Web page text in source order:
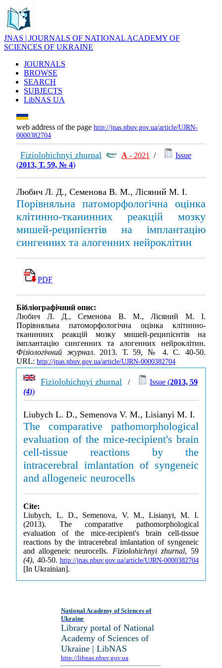
JNAS | JOURNALS OF NATIONAL ACADEMY OF
SCIENCES OF UKRAINE
JOURNALS
BROWSE
SEARCH
SUBJECTS
LibNAS UA
web address of the page http://jnas.nbuv.gov.ua/article/UJRN-
0000382704
Fiziolohichnyi zhurnal А - 2021 /
Issue
(2013, Т. 59, № 4)
Любич Л. Д., Семенова В. М., Лісяний М. І.
Порівняльна патоморфологічна оцінка
клітинно-тканинних реакцій мозку
мишей-реципієнтів на імплантацію
сингенних та алогенних нейроклітин
PDF
Бібліографічний опис:
Любич Л. Д., Семенова В. М., Лісяний М. І.
Порівняльна патоморфологічна оцінка клітинно-
тканинних реакцій мозку мишей-реципієнтів на
імплантацію сингенних та алогенних нейроклітин.
Фізіологічний журнал. 2013. Т. 59, № 4. С. 40-50.
URL: http://jnas.nbuv.gov.ua/article/UJRN-0000382704
Fiziolohichnyi zhurnal / Issue (2013, 59
(4))
Liubych L. D., Semenova V. M., Lisianyi M. I.
The comparative pathomorphological
evaluation of the mice-recipient's brain
cell-tissue reactions by the
intracerebral imlantation of syngeneic
and allogeneic neurocells
Cite:
Liubych, L. D., Semenova, V. M., Lisianyi, M. I.
(2013). The comparative pathomorphological
evaluation of the mice-recipient's brain cell-tissue
reactions by the intracerebral imlantation of syngeneic
and allogeneic neurocells. Fiziolohichnyi zhurnal, 59
(4), 40-50. http://jnas.nbuv.gov.ua/article/UJRN-0000382704
[In Ukrainian].
National Academy of Sciences of
Ukraine
Library portal of National
Academy of Sciences of
Ukraine | LibNAS
http://libnas.nbuv.gov.ua